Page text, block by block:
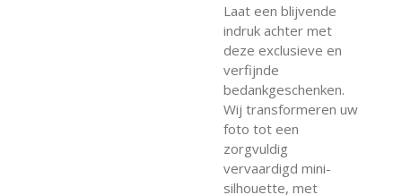
Laat een blijvende
indruk achter met
deze exclusieve en
verfijnde
bedankgeschenken.
Wij transformeren uw
foto tot een
zorgvuldig
vervaardigd mini-
silhouette, met